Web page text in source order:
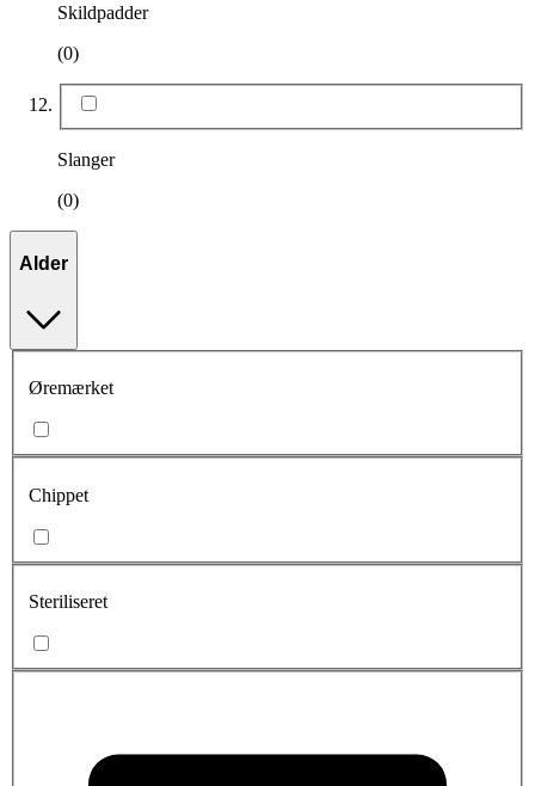
Skildpadder
(0)
Slanger
(0)
Alder
Øremærket
Chippet
Steriliseret